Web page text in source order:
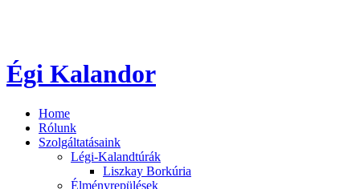
Égi Kalandor
Home
Rólunk
Szolgáltatásaink
Légi-Kalandtúrák
Liszkay Borkúria
Élményrepülések